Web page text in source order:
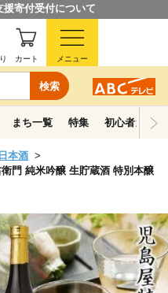
寄付受付について
検索
カート メニュー
まち一覧 特集 初心者ガイド
日本酒
門 純米吟醸 生貯蔵酒 特別本醸